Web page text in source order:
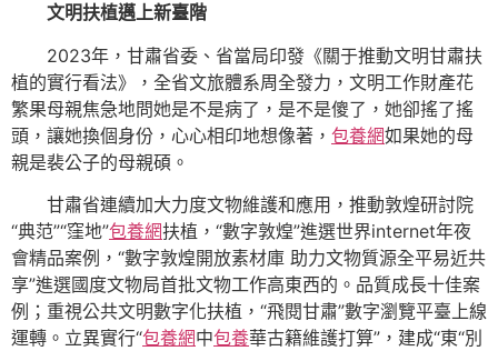
文明扶植邁上新臺階
2023年，甘肅省委、省當局印發《關于推動文明甘肅扶
植的實行看法》，全省文旅體系周全發力，文明工作財產花
繁果母親焦急地問她是不是病了，是不是傻了，她卻搖了搖
頭，讓她換個身份，心心相印地想像著， 包養網如果她的母
親是裴公子的母親碩。
甘肅省連續加大力度文物維護和應用，推動敦煌研討院
“典范”“窪地”包養網扶植，“數字敦煌”進選世界internet年夜
會精品案例，“數字敦煌開放素材庫 助力文物質源全平易近共
享”進選國度文物局首批文物工作高東西的。品質成長十佳案
例；重視公共文明數字化扶植，“飛閱甘肅”數字瀏覽平臺上線
運轉。立異實行“包養網中包養華古籍維護打算”，建成“東“別